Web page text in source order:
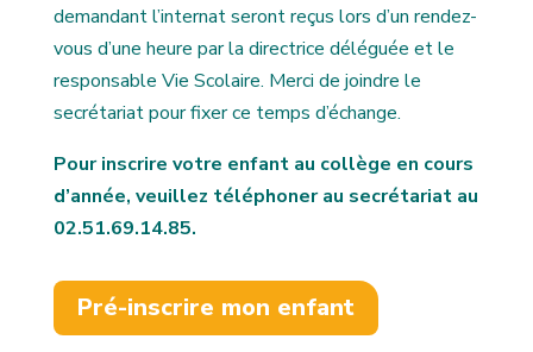
demandant l’internat seront reçus lors d’un rendez-
vous d’une heure par la directrice déléguée et le
responsable Vie Scolaire. Merci de joindre le
secrétariat pour fixer ce temps d’échange.
Pour inscrire votre enfant au collège en cours
d’année, veuillez téléphoner au secrétariat au
02.51.69.14.85.
Pré-inscrire mon enfant